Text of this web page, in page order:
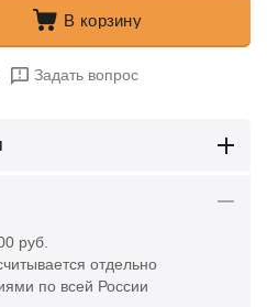
В корзину
Задать вопрос
руб.
отдельно
по всей России